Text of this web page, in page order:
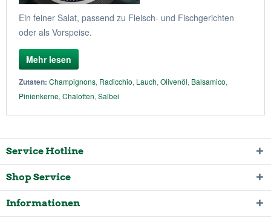
Ein feiner Salat, passend zu Fleisch- und Fischgerichten
oder als Vorspeise.
Mehr lesen
Zutaten: Champignons, Radicchio, Lauch, Olivenöl, Balsamico,
Pinienkerne, Chalotten, Salbei
Service Hotline
Shop Service
Informationen